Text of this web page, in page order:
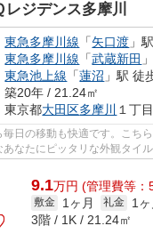
レジデンス多摩川
東急多摩川線 「矢口渡 」
東急多摩川線 「武蔵新田
東急池上線 「蓮沼 」駅 徒
築20年 / 21.24㎡
東京都大田区多摩川 １丁
日の移動も快適です。こち
なたにピッタリな外観タイ
9.1万円 (管理費等：
敷金 1ヶ月 礼金
1ヶ
3階 / 1K / 21.24㎡